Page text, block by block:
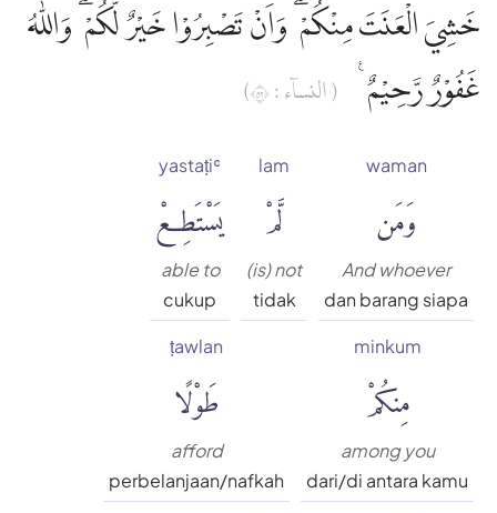
خَشِيَ الْعَنَتَ مِنْكُمْ ۗ وَاَنْ تَصْبِرُوْا خَيْرٌ لَّكُمْ ۗ وَاللّٰهُ
غَفُوْرٌ رَّحِيْمٌ ࣖ
( النساۤء : ٢٥)
waman
وَمَن
And whoever
dan barang siapa
lam
لَّمْ
(is) not
tidak
yastaṭiʿ
يَسْتَطِعْ
able to
cukup
minkum
مِنكُمْ
among you
dari/di antara kamu
ṭawlan
طَوْلًا
afford
perbelanjaan/nafkah